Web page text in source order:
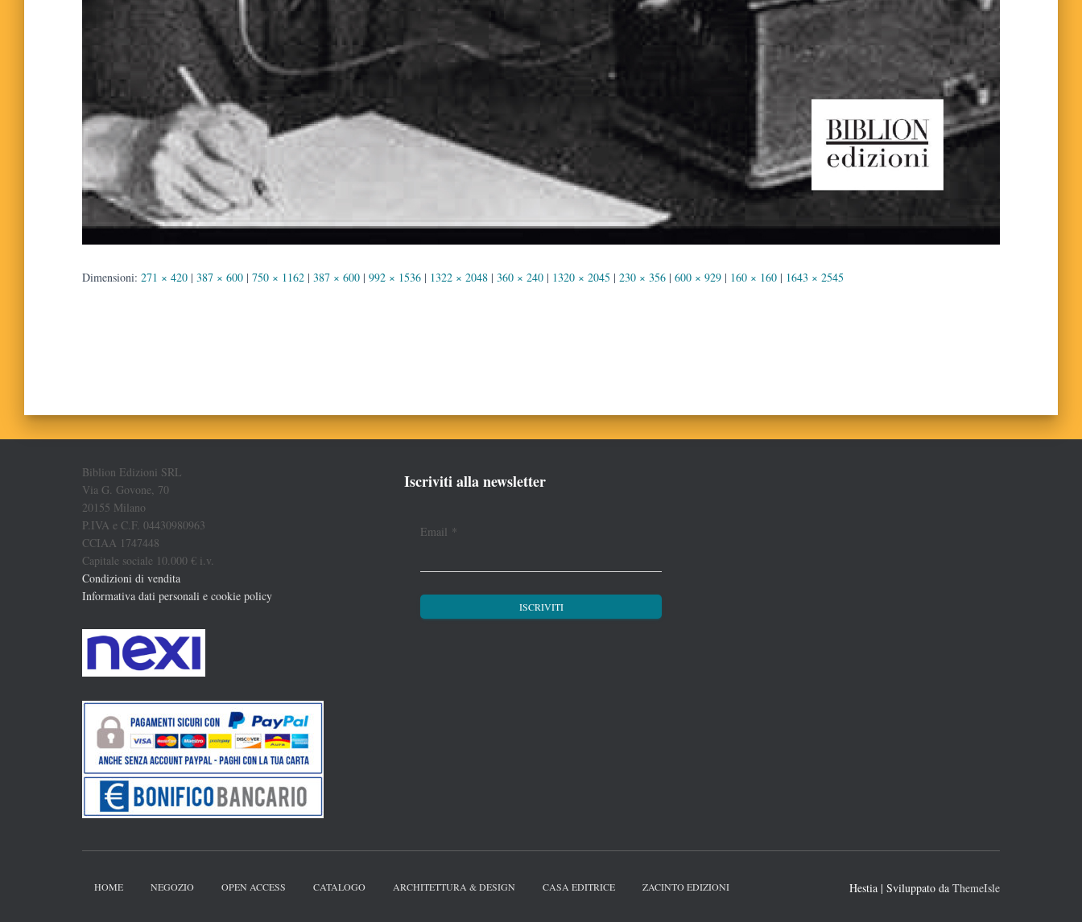
Dimensioni: 271 × 420 | 387 × 600 | 750 × 1162 | 387 × 600 | 992 × 1536 | 1322 × 2048 | 360 × 240 | 1320 × 2045 | 230 × 356 | 600 × 929 | 160 × 160 | 1643 × 2545
Biblion Edizioni SRL
Via G. Govone, 70
20155 Milano
P.IVA e C.F. 04430980963
CCIAA 1747448
Capitale sociale 10.000 € i.v.
Condizioni di vendita
Informativa dati personali e cookie policy
Iscriviti alla newsletter
Email *
HOME NEGOZIO OPEN ACCESS CATALOGO ARCHITETTURA & DESIGN CASA EDITRICE ZACINTO EDIZIONI Hestia | Sviluppato da ThemeIsle